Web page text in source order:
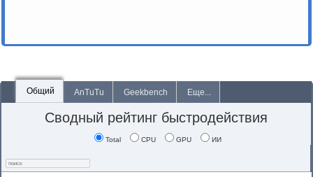
Общий AnTuTu Geekbench Еще...
Сводный рейтинг быстродействия
Total CPU GPU ИИ